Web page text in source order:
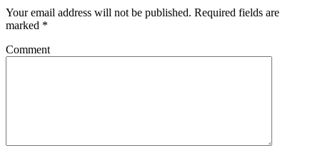
Your email address will not be published. Required fields are
marked *
Comment